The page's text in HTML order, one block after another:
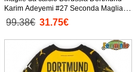
Karim Adeyemi #27 Seconda Maglia
Femminile 2025-26 Manica Corta
99.38€ 31.75€